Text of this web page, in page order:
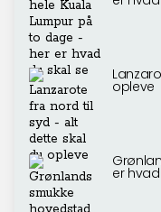
opleve
er